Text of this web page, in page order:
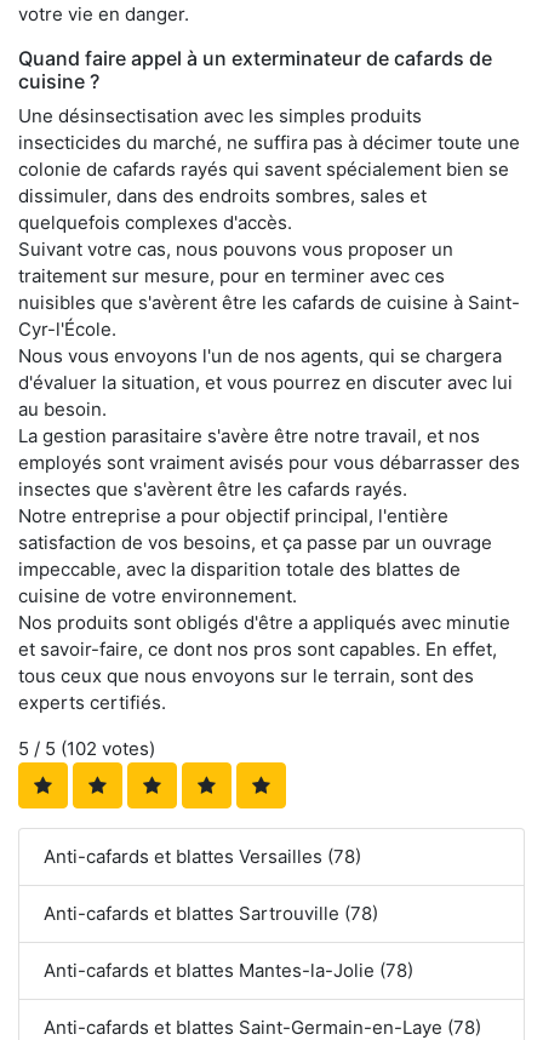
votre vie en danger.
Quand faire appel à un exterminateur de cafards de
cuisine ?
Une désinsectisation avec les simples produits
insecticides du marché, ne suffira pas à décimer toute une
colonie de cafards rayés qui savent spécialement bien se
dissimuler, dans des endroits sombres, sales et
quelquefois complexes d'accès.
Suivant votre cas, nous pouvons vous proposer un
traitement sur mesure, pour en terminer avec ces
nuisibles que s'avèrent être les cafards de cuisine à Saint-
Cyr-l'École.
Nous vous envoyons l'un de nos agents, qui se chargera
d'évaluer la situation, et vous pourrez en discuter avec lui
au besoin.
La gestion parasitaire s'avère être notre travail, et nos
employés sont vraiment avisés pour vous débarrasser des
insectes que s'avèrent être les cafards rayés.
Notre entreprise a pour objectif principal, l'entière
satisfaction de vos besoins, et ça passe par un ouvrage
impeccable, avec la disparition totale des blattes de
cuisine de votre environnement.
Nos produits sont obligés d'être a appliqués avec minutie
et savoir-faire, ce dont nos pros sont capables. En effet,
tous ceux que nous envoyons sur le terrain, sont des
experts certifiés.
5 / 5 (102 votes)
Anti-cafards et blattes Versailles (78)
Anti-cafards et blattes Sartrouville (78)
Anti-cafards et blattes Mantes-la-Jolie (78)
Anti-cafards et blattes Saint-Germain-en-Laye (78)